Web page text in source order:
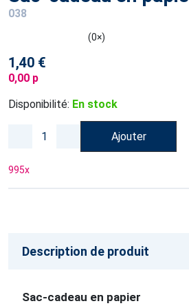
038
(0×)
1,40 €
0,00 p
Disponibilité: En stock
Ajouter
995x
Description de produit
Sac-cadeau en papier